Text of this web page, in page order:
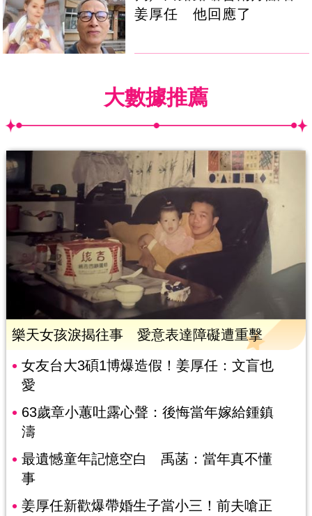
姜厚任 他回應了
大數據推薦
樂天女孩淚揭往事 愛意表達障礙遭重擊
女友台大3碩1博爆造假！姜厚任：文盲也
愛
63歲章小蕙吐露心聲：後悔當年嫁給鍾鎮
濤
最遺憾童年記憶空白 禹菡：當年真不懂
事
姜厚任新歡爆帶婚生子當小三！前夫嗆正